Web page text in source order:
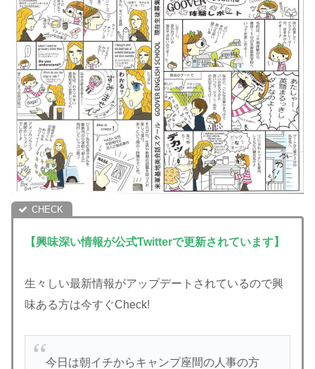
【興味深い情報が公式Twitterで更新されています】
生々しい最新情報がアップデートされているので興
味ある方は今すぐCheck!
今日は朝イチからキャンプ座間の人事の方